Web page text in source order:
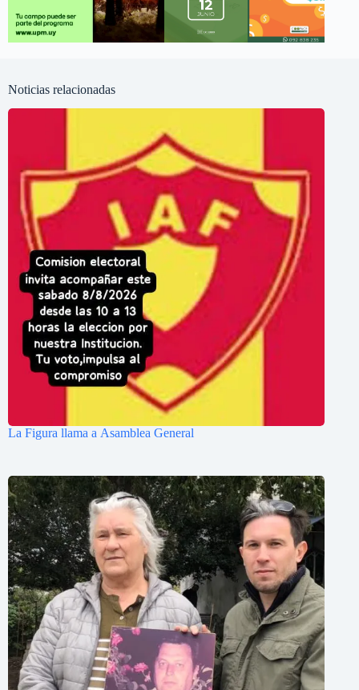
Noticias relacionadas
La Figura llama a Asamblea General